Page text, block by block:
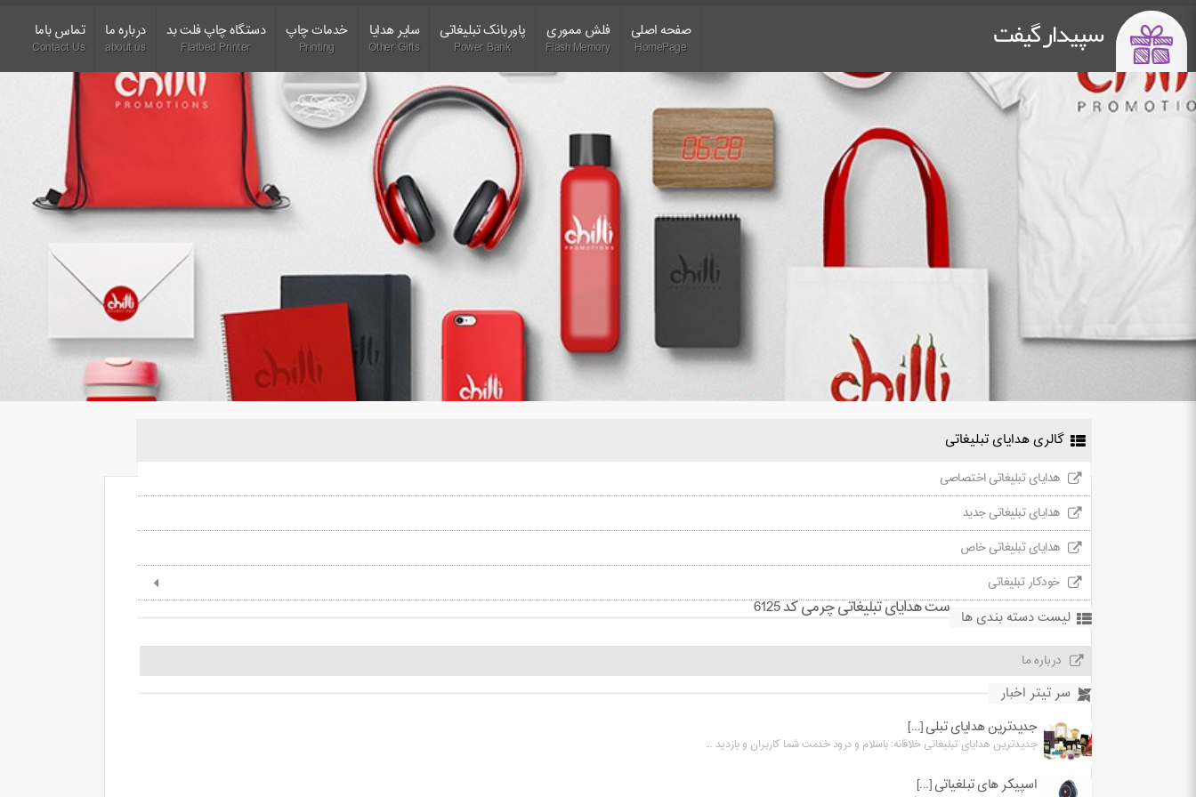
سپیدار گیفت صفحه اصلی
HomePage
فلش مموری
Flash Memory
پاوربانک تبلیغاتی
Power Bank
سایر هدایا
Other Gifts
خدمات چاپ
Printing
دستگاه چاپ فلت بد
Flatbed Printer
درباره ما
about us
تماس باما
Contact Us
گالری هدایای تبلیغاتی
هدایای تبلیغاتی اختصاصی
هدایای تبلیغاتی جدید
هدایای تبلیغاتی خاص
خودکار تبلیغاتی
لیست دسته بندی ها
درباره ما
سر تیتر اخبار
جدیدترین هدایای تبلی [...]
جدیدترین هدایای تبلیغاتی خلاقانه: باسلام و درود خدمت شما کاربران و بازدید ...
اسپیکر های تبلغیاتی [...]
ست هدایای تبلیغاتی چرمی کد 6125